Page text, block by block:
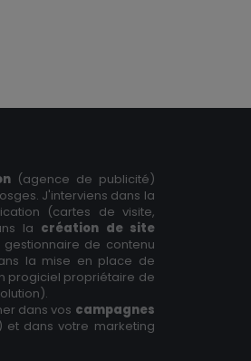
(agence de publicité)
J'interviens dans la
(cartes de visite,
la création de site
de contenu
la mise en place de
progiciel propriétaire de
dans vos campagnes
et dans votre marketing